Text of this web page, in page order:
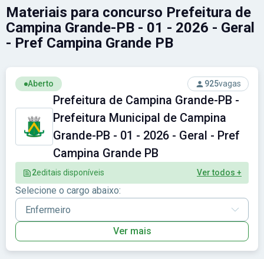
Aberto 925vagas
Prefeitura de Campina Grande-PB -
Prefeitura Municipal de Campina
Grande-PB - 01 - 2026 - Geral - Pref
Campina Grande PB
2editais disponíveis Ver todos +
Selecione o cargo abaixo:
Ver mais
Materiais para concurso Prefeitura de
Campina Grande-PB - 01 - 2026 - Geral
- Pref Campina Grande PB